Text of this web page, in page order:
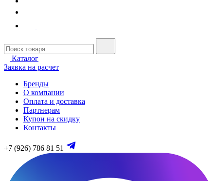
Каталог
Заявка на расчет
Бренды
О компании
Оплата и доставка
Партнерам
Купон на скидку
Контакты
+7 (926) 786 81 51